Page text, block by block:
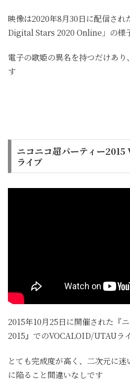
映像は2020年8月30日に配信さ
Digital Stars 2020 Online」の様子
電子の歌姫の異名を持つだけあ
す
ニコニコ超パーティー
ライブ
2015年10月25日に開催された『
2015』でのVOCALOID/UTAUラ
とても完成度が高く、二次元に
に陥ること間違いなしです